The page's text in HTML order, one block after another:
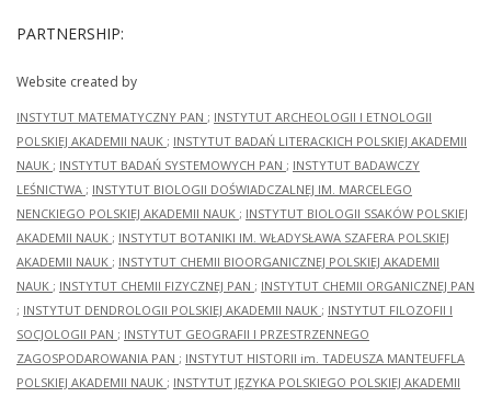
PARTNERSHIP:
Website created by
INSTYTUT MATEMATYCZNY PAN ; INSTYTUT ARCHEOLOGII I ETNOLOGII
POLSKIEJ AKADEMII NAUK ; INSTYTUT BADAŃ LITERACKICH POLSKIEJ AKADEMII
NAUK ; INSTYTUT BADAŃ SYSTEMOWYCH PAN ; INSTYTUT BADAWCZY
LEŚNICTWA ; INSTYTUT BIOLOGII DOŚWIADCZALNEJ IM. MARCELEGO
NENCKIEGO POLSKIEJ AKADEMII NAUK ; INSTYTUT BIOLOGII SSAKÓW POLSKIEJ
AKADEMII NAUK ; INSTYTUT BOTANIKI IM. WŁADYSŁAWA SZAFERA POLSKIEJ
AKADEMII NAUK ; INSTYTUT CHEMII BIOORGANICZNEJ POLSKIEJ AKADEMII
NAUK ; INSTYTUT CHEMII FIZYCZNEJ PAN ; INSTYTUT CHEMII ORGANICZNEJ PAN
; INSTYTUT DENDROLOGII POLSKIEJ AKADEMII NAUK ; INSTYTUT FILOZOFII I
SOCJOLOGII PAN ; INSTYTUT GEOGRAFII I PRZESTRZENNEGO
ZAGOSPODAROWANIA PAN ; INSTYTUT HISTORII im. TADEUSZA MANTEUFFLA
POLSKIEJ AKADEMII NAUK ; INSTYTUT JĘZYKA POLSKIEGO POLSKIEJ AKADEMII